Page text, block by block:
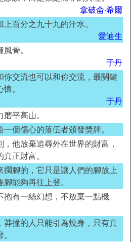
拿破侖·希爾
百分之九十九的汗水。
愛迪生
骨。
于丹
交流也可以和你交流，最關鍵
。
于丹
平高山。
個傷心的落伍者頒發獎牌。
他放棄追尋外在世界的財富，
正財富。
腳的，它只是讓人們的腳放上
能夠再往上登。
抱有一絲幻想，不放棄一點機
莽撞的人只能引為燒身，只有真